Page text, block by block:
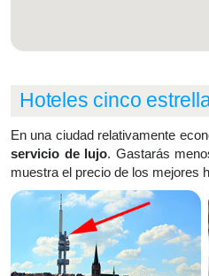
Hoteles cinco
En una ciudad relativamente
servicio de lujo. Gastarás
muestra el precio de los mejores